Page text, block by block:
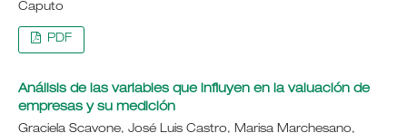
Caputo
PDF
Análisis de las variables que influyen en la valuación de
empresas y su medición
Graciela Scavone, José Luis Castro, Marisa Marchesano,